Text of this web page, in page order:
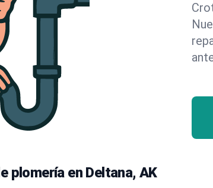
plomería en Deltana, AK